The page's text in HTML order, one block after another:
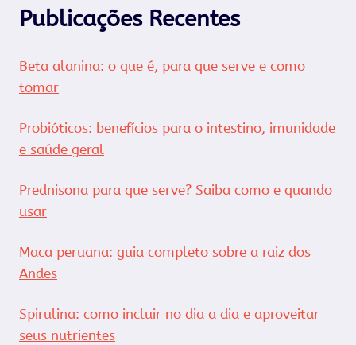
Publicações Recentes
Beta alanina: o que é, para que serve e como
tomar
Probióticos: benefícios para o intestino, imunidade
e saúde geral
Prednisona para que serve? Saiba como e quando
usar
Maca peruana: guia completo sobre a raiz dos
Andes
Spirulina: como incluir no dia a dia e aproveitar
seus nutrientes